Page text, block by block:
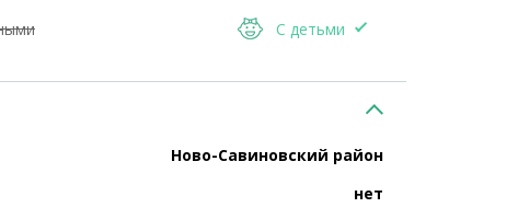
С детьми
Ново-Савиновский район
нет